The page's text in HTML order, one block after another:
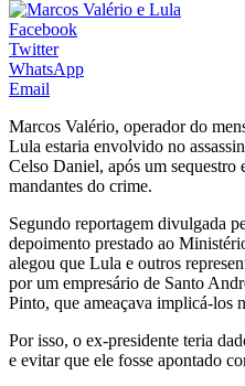
Facebook
Twitter
WhatsApp
Email
Marcos Valério, operador do
Lula estaria envolvido no
Celso Daniel, após um sequestro
mandantes do crime.
Segundo reportagem divulgada
depoimento prestado ao
alegou que Lula e outros
por um empresário de Santo
Pinto, que ameaçava implicá-los
Por isso, o ex-presidente teria
e evitar que ele fosse apontado